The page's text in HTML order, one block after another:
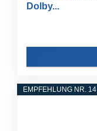
Dolby...
EMPFEHLUNG NR. 14